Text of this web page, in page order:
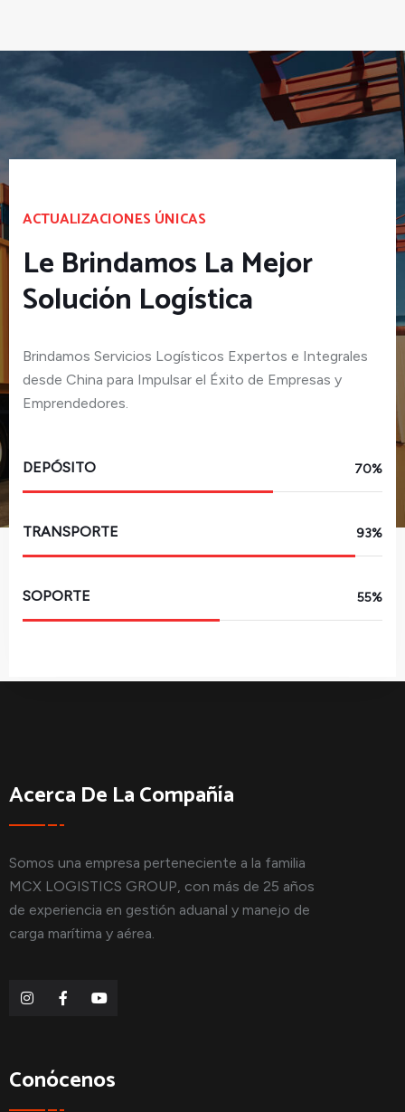
ACTUALIZACIONES ÚNICAS
Le Brindamos La Mejor
Solución Logística
Brindamos Servicios Logísticos Expertos e Integrales
desde China para Impulsar el Éxito de Empresas y
Emprendedores.
DEPÓSITO 70%
TRANSPORTE 93%
SOPORTE 55%
Acerca De La Compañía
Somos una empresa perteneciente a la familia
MCX LOGISTICS GROUP, con más de 25 años
de experiencia en gestión aduanal y manejo de
carga marítima y aérea.
Conócenos